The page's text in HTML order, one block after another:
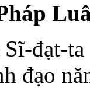
đạt-
đạo